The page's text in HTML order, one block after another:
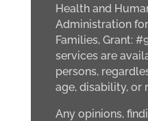
Health and
Administration
Families, Grant:
services are
persons,
age, disability, or
Any opinions,